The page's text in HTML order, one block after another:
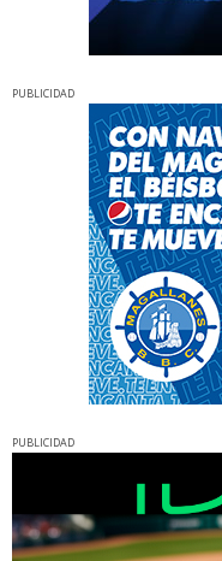
PUBLICIDAD
PUBLICIDAD